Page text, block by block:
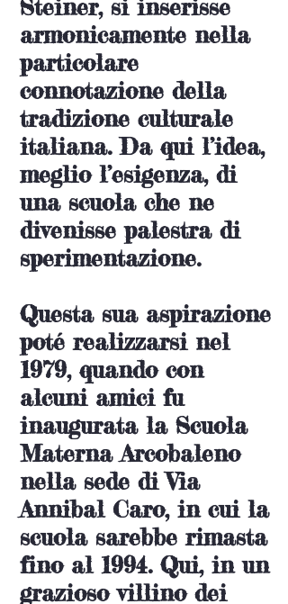
Steiner, si inserisse
armonicamente nella
particolare
connotazione della
tradizione culturale
italiana. Da qui l’idea,
meglio l’esigenza, di
una scuola che ne
divenisse palestra di
sperimentazione.
Questa sua aspirazione
poté realizzarsi nel
1979, quando con
alcuni amici fu
inaugurata la Scuola
Materna Arcobaleno
nella sede di Via
Annibal Caro, in cui la
scuola sarebbe rimasta
fino al 1994. Qui, in un
grazioso villino dei